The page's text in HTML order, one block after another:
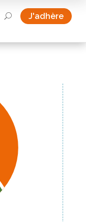
U J'adhère